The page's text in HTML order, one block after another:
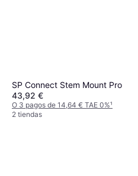
SP Connect Stem Mount Pro
43,92 €
O 3 pagos de 14,64 € TAE 0%¹
2 tiendas